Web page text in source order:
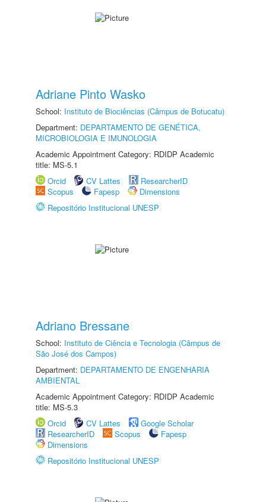
Adriane Pinto Wasko
School: Instituto de Biociências (Câmpus de Botucatu)
Department: DEPARTAMENTO DE GENÉTICA,
MICROBIOLOGIA E IMUNOLOGIA
Academic Appointment Category: RDIDP Academic
title: MS-5.1
Orcid
CV Lattes
ResearcherID
Scopus
Fapesp
Dimensions
Repositório Institucional UNESP
Adriano Bressane
School: Instituto de Ciência e Tecnologia (Câmpus de
São José dos Campos)
Department: DEPARTAMENTO DE ENGENHARIA
AMBIENTAL
Academic Appointment Category: RDIDP Academic
title: MS-5.3
Orcid
CV Lattes
Google Scholar
ResearcherID
Scopus
Fapesp
Dimensions
Repositório Institucional UNESP